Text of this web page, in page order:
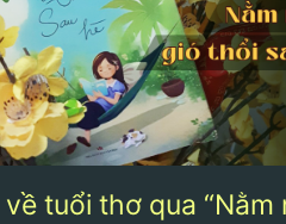
về tuổi thơ qua “Nằm